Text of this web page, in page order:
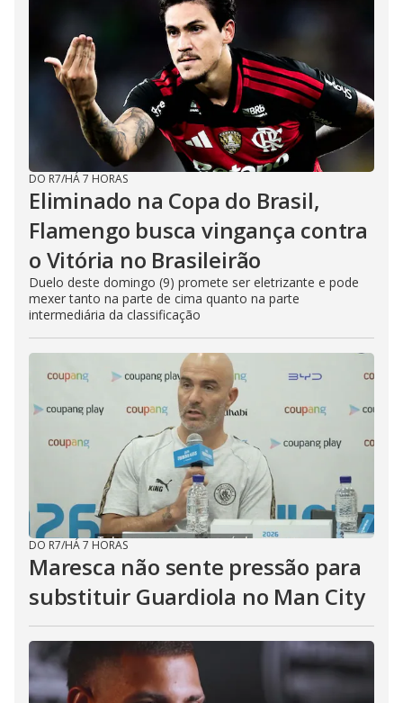
DO R7/HÁ 7 HORAS
Eliminado na Copa do Brasil,
Flamengo busca vingança contra
o Vitória no Brasileirão
Duelo deste domingo (9) promete ser eletrizante e pode
mexer tanto na parte de cima quanto na parte
intermediária da classificação
DO R7/HÁ 7 HORAS
Maresca não sente pressão para
substituir Guardiola no Man City